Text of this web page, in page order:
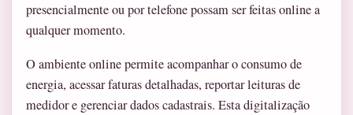
presencialmente ou por telefone possam ser feitas online a
qualquer momento.
O ambiente online permite acompanhar o consumo de
energia, acessar faturas detalhadas, reportar leituras de
medidor e gerenciar dados cadastrais. Esta digitalização